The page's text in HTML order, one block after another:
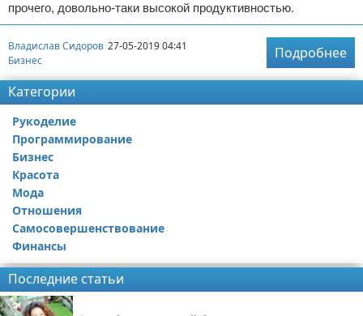
прочего, довольно-таки высокой продуктивностью.
Владислав Сидоров 27-05-2019 04:41
Бизнес
Подробнее
Категории
Рукоделие
Программирование
Бизнес
Красота
Мода
Отношения
Самосовершенствование
Финансы
Последние статьи